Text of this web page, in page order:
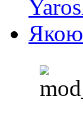
Якою